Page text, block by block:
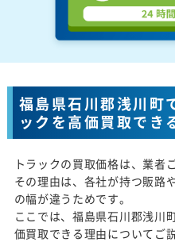
福島県石川郡浅川町
ックを高価買取でき
トラックの買取価格は、業者
その理由は、各社が持つ販路
の幅が違うためです。
ここでは、福島県石川郡浅川
価買取できる理由についてご